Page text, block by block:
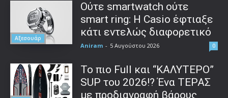
Αξεσουάρ
Ούτε smartwatch ούτε
smart ring: Η Casio έφτιαξε
κάτι εντελώς διαφορετικό
Aniram - 5 Αυγούστου 2026 0
To πιο Full και “ΚΑΛΥΤΕΡΟ”
SUP του 2026!? Ένα ΤΕΡΑΣ
με προδιαγραφή βάρους